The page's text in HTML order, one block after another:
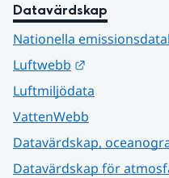
Datavärdskap
Nationella
Luftwebb
Luftmiljödata
VattenWebb
Datavärdskap,
Datavärdskap för